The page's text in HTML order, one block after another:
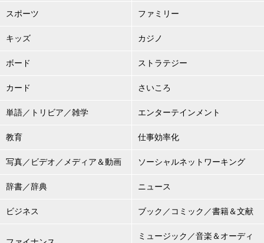
スポーツ ファミリー
キッズ カジノ
ボード ストラテジー
カード さいころ
単語／トリビア／雑学 エンターテインメント
教育 仕事効率化
写真／ビデオ／メディア＆動画 ソーシャルネットワーキング
辞書／辞典 ニュース
ビジネス ブック／コミック／書籍＆文献
ミュージック／音楽＆オーディ